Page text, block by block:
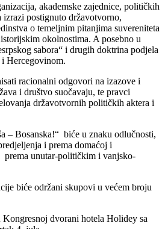
akademske zajednice, političkih
izrazi postignuto državotvorno,
o temeljnim pitanjima suvereniteta
okolnostima. A posebno u
sabora“ i drugih doktrina podjela
Hercegovinom.
racionalni odgovori na izazove i
i društvo suočavaju, te pravci
državotvornih političkih aktera i
– Bosanska!“ biće u znaku odlučnosti,
i prema domaćoj i
unutar-političkim i vanjsko-
biće održani skupovi u većem broju
dvorani hotela Holidey sa